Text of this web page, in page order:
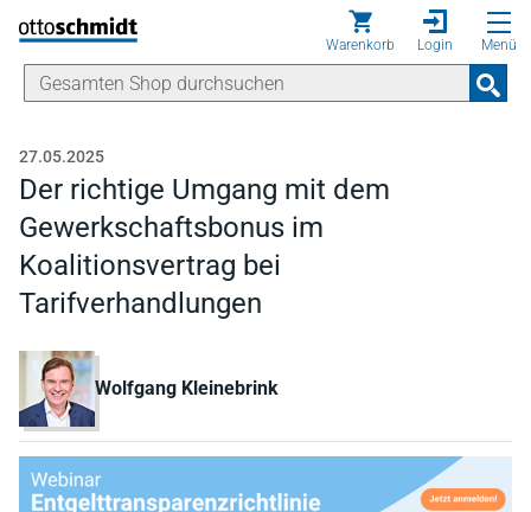
Direkt zum Inhalt
Warenkorb Login Menü
27.05.2025
Der richtige Umgang mit dem
Gewerkschaftsbonus im
Koalitionsvertrag bei
Tarifverhandlungen
Wolfgang Kleinebrink